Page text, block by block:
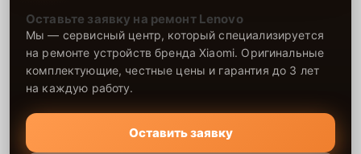
Оставьте заявку на ремонт Lenovo
Мы — сервисный центр, который специализируется
на ремонте устройств бренда Xiaomi. Оригинальные
комплектующие, честные цены и гарантия до 3 лет
на каждую работу.
Оставить заявку